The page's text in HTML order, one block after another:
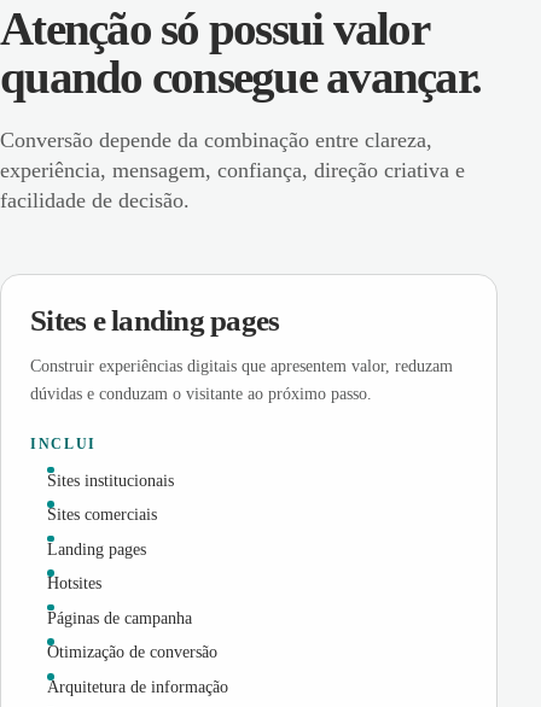
Atenção só possui valor
quando consegue avançar.
Conversão depende da combinação entre clareza,
experiência, mensagem, confiança, direção criativa e
facilidade de decisão.
Sites e landing pages
Construir experiências digitais que apresentem valor, reduzam
dúvidas e conduzam o visitante ao próximo passo.
INCLUI
Sites institucionais
Sites comerciais
Landing pages
Hotsites
Páginas de campanha
Otimização de conversão
Arquitetura de informação